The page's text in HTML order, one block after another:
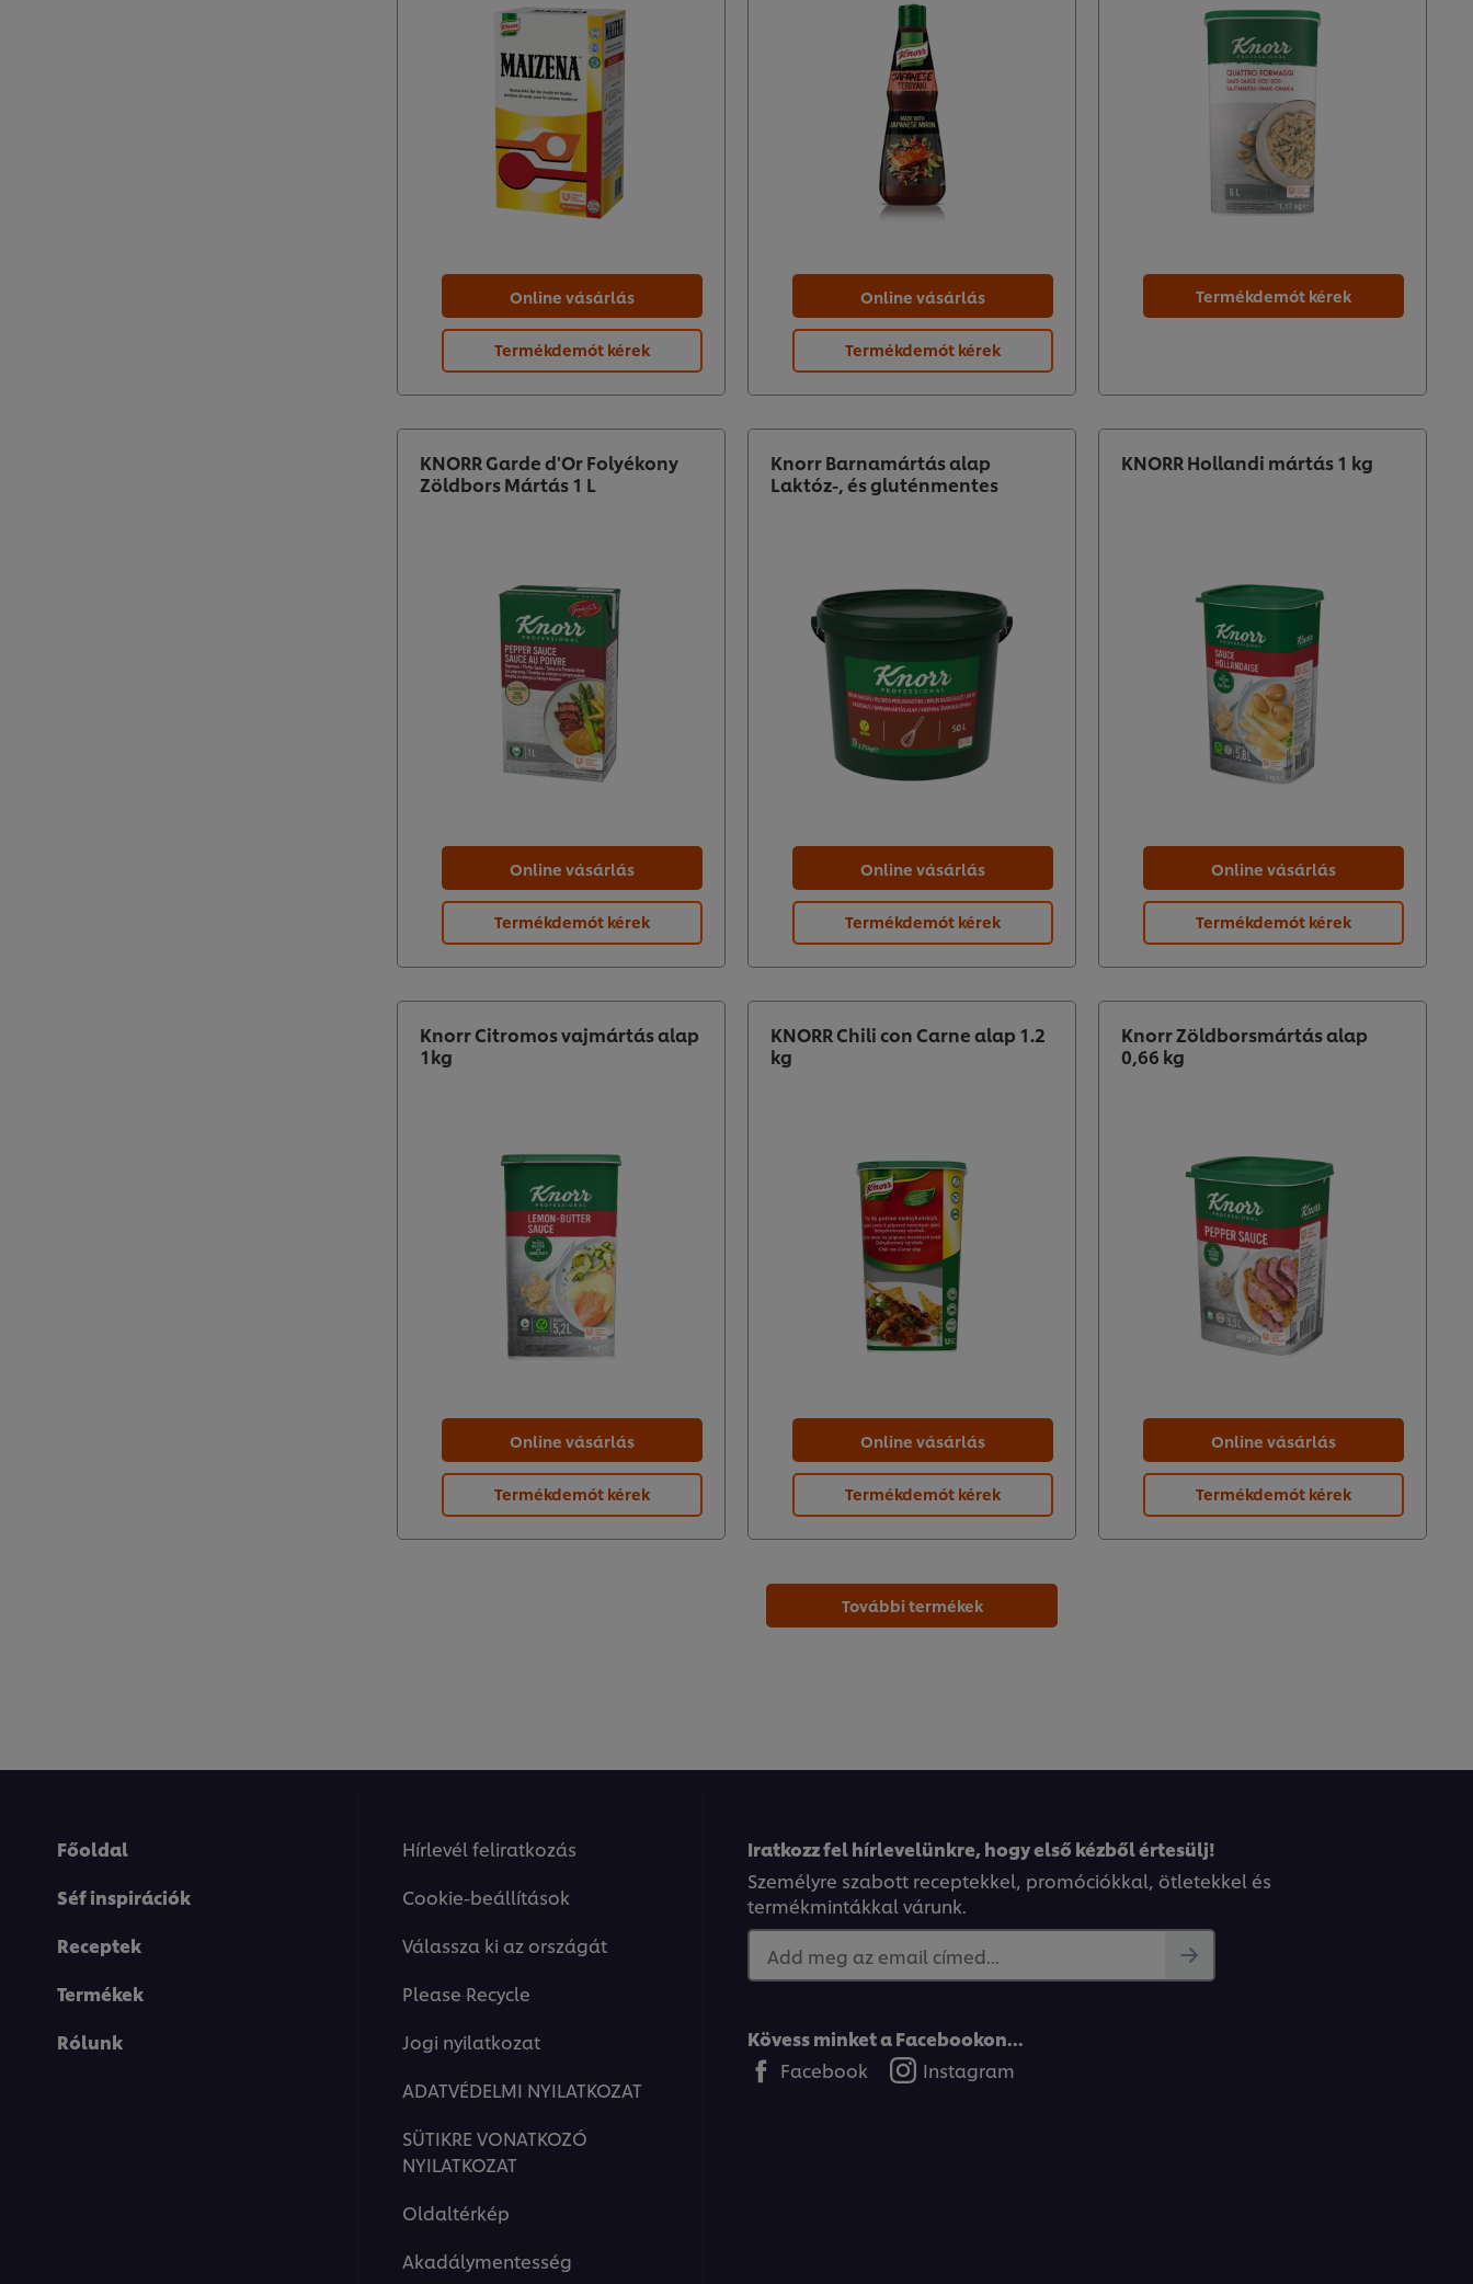
Online vásárlás
Termékdemót kérek
Online vásárlás
Termékdemót kérek
Termékdemót kérek
KNORR Garde d'Or Folyékony
Zöldbors Mártás 1 L
Online vásárlás
Termékdemót kérek
Knorr Barnamártás alap
Laktóz-, és gluténmentes
Online vásárlás
Termékdemót kérek
KNORR Hollandi mártás 1 kg
Online vásárlás
Termékdemót kérek
Knorr Citromos vajmártás alap
1kg
Online vásárlás
Termékdemót kérek
KNORR Chili con Carne alap 1.2
kg
Online vásárlás
Termékdemót kérek
Knorr Zöldborsmártás alap
0,66 kg
Online vásárlás
Termékdemót kérek
További termékek
Főoldal
Séf inspirációk
Receptek
Termékek
Rólunk
Hírlevél feliratkozás
Cookie-beállítások
Válassza ki az országát
Please Recycle
Jogi nyilatkozat
ADATVÉDELMI NYILATKOZAT
SÜTIKRE VONATKOZÓ
NYILATKOZAT
Oldaltérkép
Akadálymentesség
Iratkozz fel hírlevelünkre, hogy első kézből értesülj!
Személyre szabott receptekkel, promóciókkal, ötletekkel és
termékmintákkal várunk.
Add meg az email címed...
Kövess minket a Facebookon...
Facebook
Instagram